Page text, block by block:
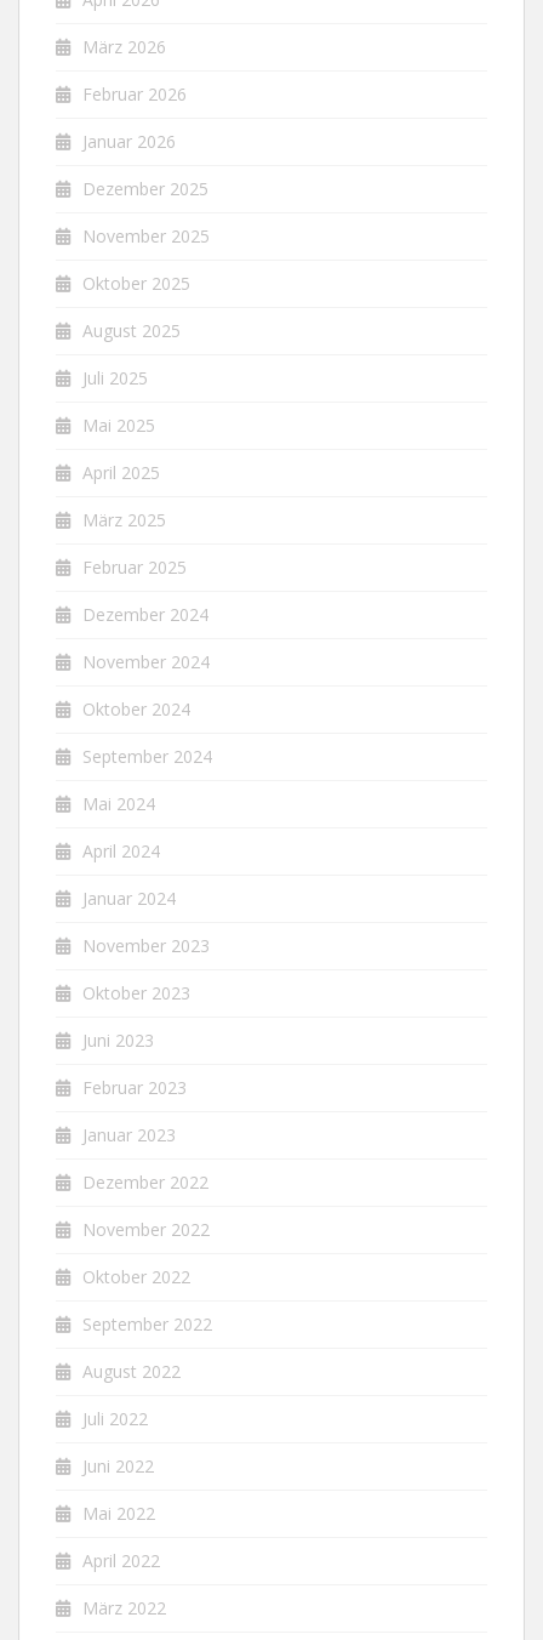
März 2026
Februar 2026
Januar 2026
Dezember 2025
November 2025
Oktober 2025
August 2025
Juli 2025
Mai 2025
April 2025
März 2025
Februar 2025
Dezember 2024
November 2024
Oktober 2024
September 2024
Mai 2024
April 2024
Januar 2024
November 2023
Oktober 2023
Juni 2023
Februar 2023
Januar 2023
Dezember 2022
November 2022
Oktober 2022
September 2022
August 2022
Juli 2022
Juni 2022
Mai 2022
April 2022
März 2022